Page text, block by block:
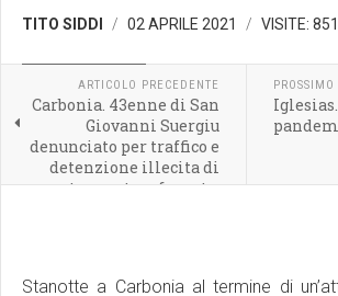
TITO SIDDI 02 APRILE 2021 VISITE: 851
ARTICOLO PRECEDENTE
Carbonia. 43enne di San
Giovanni Suergiu
denunciato per traffico e
detenzione illecita di
sostanza stupefacente,
Stanotte a Carbonia al termine di